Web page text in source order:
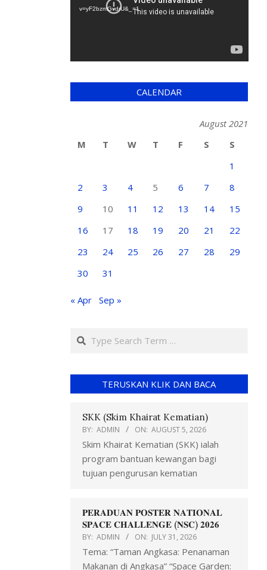
v=yF2bzmGvdrU&_=1
CALENDAR
August 2021
M
T W T F S
S
1
2
3 4 5 6 7
8
9
10 11 12 13 14
15
16
17 18 19 20 21
22
23
24 25 26 27 28
29
30
31
« Apr Sep »
TERUSKAN KLIK DAN BACA
SKK (Skim Khairat Kematian)
BY: ADMIN ON: AUGUST 5, 2026
Skim Khairat Kematian (SKK) ialah
program bantuan kewangan bagi
tujuan pengurusan kematian
𝐏𝐄𝐑𝐀𝐃𝐔𝐀𝐍 𝐏𝐎𝐒𝐓𝐄𝐑 𝐍𝐀𝐓𝐈𝐎𝐍𝐀𝐋
𝐒𝐏𝐀𝐂𝐄 𝐂𝐇𝐀𝐋𝐋𝐄𝐍𝐆𝐄 (𝐍𝐒𝐂) 𝟐𝟎𝟐𝟔
BY: ADMIN ON: JULY 31, 2026
Tema: “Taman Angkasa: Penanaman
Makanan di Angkasa” “Space Garden: